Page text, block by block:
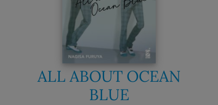
ALL ABOUT OCEAN
BLUE